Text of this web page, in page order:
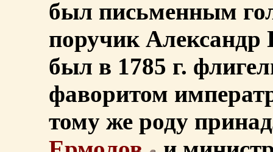
был письменным
поручик Александр
был в 1785 г.
фаворитом
тому же роду